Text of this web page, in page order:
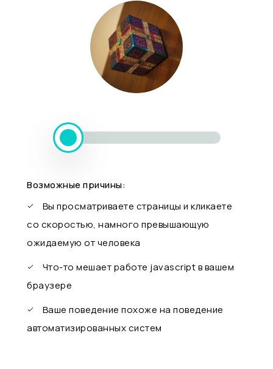
Возможные причины:
Вы просматриваете страницы и кликаете
со скоростью, намного превышающую
ожидаемую от человека
Что-то мешает работе javascript в вашем
браузере
Ваше поведение похоже на поведение
автоматизированных систем